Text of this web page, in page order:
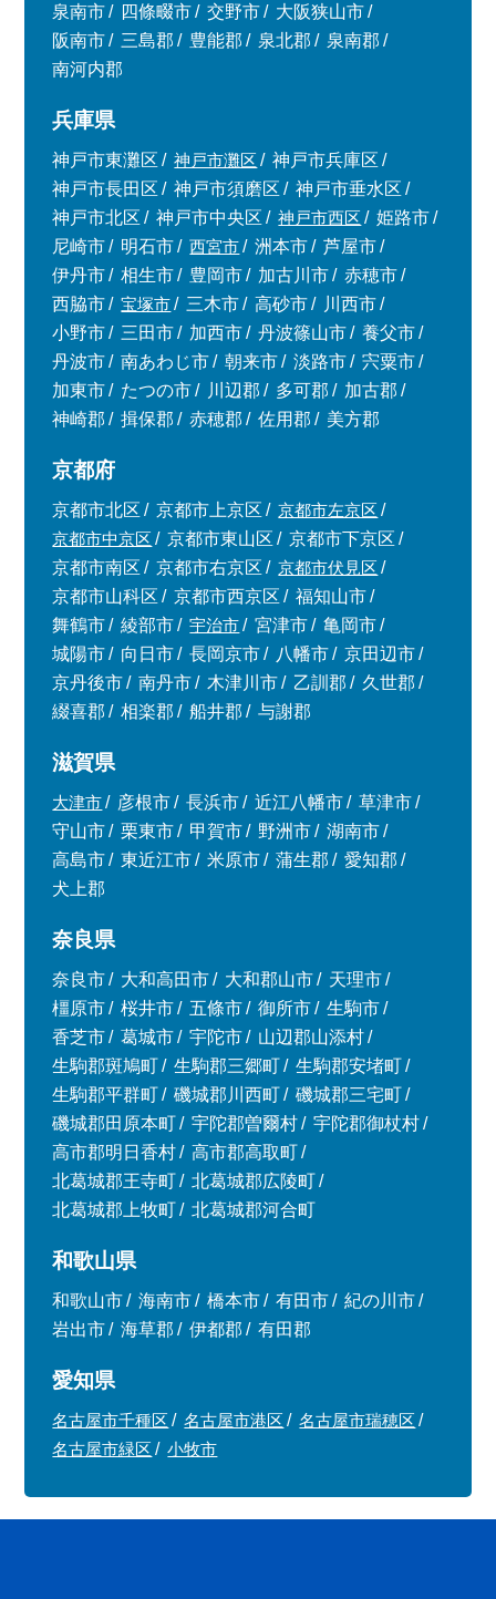
泉南市 四條畷市 交野市
大阪狭山市
阪南市
三島郡 豊能郡 泉北郡
泉南郡
南河内郡
兵庫県
神戸市東灘区 神戸市灘区
神戸市兵庫区
神戸市長田区
神戸市須磨区
神戸市垂水区
神戸市北区
神戸市中央区 神戸市西区
姫路市
尼崎市
明石市 西宮市 洲本市
芦屋市
伊丹市
相生市 豊岡市 加古川市
赤穂市
西脇市
宝塚市 三木市 高砂市
川西市
小野市
三田市 加西市 丹波篠山市
養父市
丹波市
南あわじ市 朝来市 淡路市
宍粟市
加東市
たつの市 川辺郡 多可郡
加古郡
神崎郡
揖保郡 赤穂郡 佐用郡 美方郡
京都府
京都市北区 京都市上京区
京都市左京区
京都市中京区
京都市東山区
京都市下京区
京都市南区
京都市右京区
京都市伏見区
京都市山科区
京都市西京区
福知山市
舞鶴市
綾部市 宇治市 宮津市
亀岡市
城陽市
向日市 長岡京市 八幡市
京田辺市
京丹後市
南丹市 木津川市 乙訓郡
久世郡
綴喜郡
相楽郡 船井郡 与謝郡
滋賀県
大津市 彦根市 長浜市 近江八幡市
草津市
守山市
栗東市 甲賀市 野洲市
湖南市
高島市
東近江市 米原市 蒲生郡
愛知郡
犬上郡
奈良県
奈良市 大和高田市 大和郡山市
天理市
橿原市
桜井市 五條市 御所市
生駒市
香芝市
葛城市 宇陀市
山辺郡山添村
生駒郡斑鳩町
生駒郡三郷町
生駒郡安堵町
生駒郡平群町
磯城郡川西町
磯城郡三宅町
磯城郡田原本町
宇陀郡曽爾村
宇陀郡御杖村
高市郡明日香村
高市郡高取町
北葛城郡王寺町
北葛城郡広陵町
北葛城郡上牧町
北葛城郡河合町
和歌山県
和歌山市 海南市 橋本市 有田市
紀の川市
岩出市
海草郡 伊都郡 有田郡
愛知県
名古屋市千種区 名古屋市港区
名古屋市瑞穂区
名古屋市緑区
小牧市